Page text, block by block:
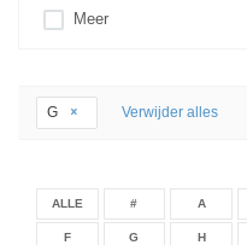
Meer
G Verwijder alles
ALLE # A
F G H